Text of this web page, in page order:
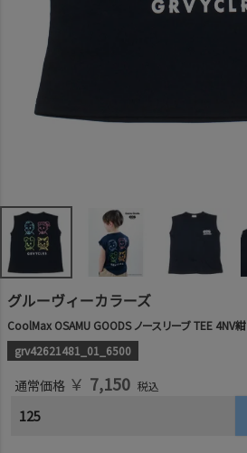
グルーヴィーカラーズ
CoolMax OSAMU GOODS ノースリーブ TEE 4NV紺
grv42621481_01_6500
通常価格 ￥ 7,150 税込
125